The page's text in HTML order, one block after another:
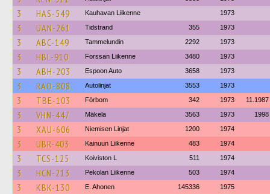
3 HAS-549 Kauhavan Liikenne 1973
3 UAN-261 Tidstrand 355 1973
3 ABC-149 Tammelundin 2292 1973
3 HBL-910 Forssan Liikenne 3480 1973
3 ABH-203 Espoon Auto 3658 1973
3 RAO-808 Autolinjat 3553 1973
3 TBE-103 Förbom 342 1973 11.1987
3 VHN-447 Mäkela 3563 1973 1998
3 XAU-606 Niemisen Linjat 1200 1974
3 UBR-403 Kainuun Liikenne 483 1974
3 TCS-125 Koiviston L 511 1974
3 HCN-213 Pekolan Liikenne 503 1974
3 KBK-130 E. Ahonen 145336 1975